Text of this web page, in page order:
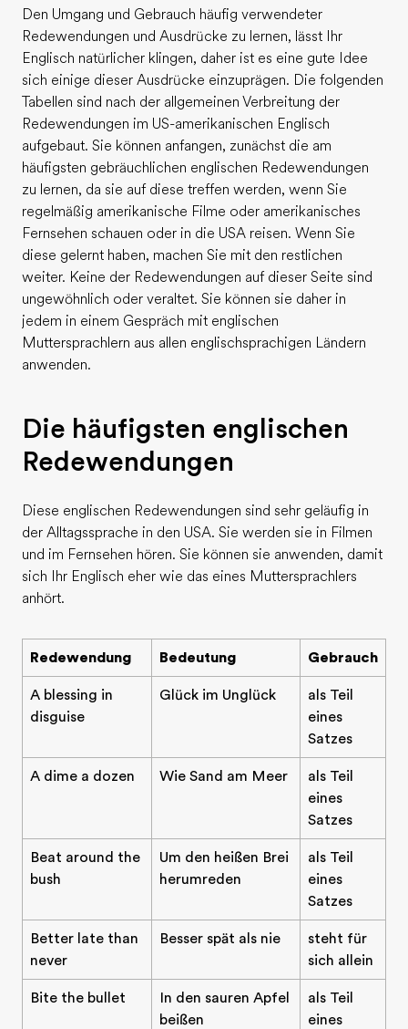
Den Umgang und Gebrauch häufig verwendeter
Redewendungen und Ausdrücke zu lernen, lässt Ihr
Englisch natürlicher klingen, daher ist es eine gute Idee
sich einige dieser Ausdrücke einzuprägen. Die folgenden
Tabellen sind nach der allgemeinen Verbreitung der
Redewendungen im US-amerikanischen Englisch
aufgebaut. Sie können anfangen, zunächst die am
häufigsten gebräuchlichen englischen Redewendungen
zu lernen, da sie auf diese treffen werden, wenn Sie
regelmäßig amerikanische Filme oder amerikanisches
Fernsehen schauen oder in die USA reisen. Wenn Sie
diese gelernt haben, machen Sie mit den restlichen
weiter. Keine der Redewendungen auf dieser Seite sind
ungewöhnlich oder veraltet. Sie können sie daher in
jedem in einem Gespräch mit englischen
Muttersprachlern aus allen englischsprachigen Ländern
anwenden.
Die häufigsten englischen
Redewendungen
Diese englischen Redewendungen sind sehr geläufig in
der Alltagssprache in den USA. Sie werden sie in Filmen
und im Fernsehen hören. Sie können sie anwenden, damit
sich Ihr Englisch eher wie das eines Muttersprachlers
anhört.
Redewendung Bedeutung Gebrauch
A blessing in
disguise
Glück im Unglück
als Teil
eines
Satzes
A dime a dozen Wie Sand am Meer
als Teil
eines
Satzes
Beat around the
bush
Um den heißen Brei
herumreden
als Teil
eines
Satzes
Better late than
never
Besser spät als nie
steht für
sich allein
Bite the bullet
In den sauren Apfel
beißen
als Teil
eines